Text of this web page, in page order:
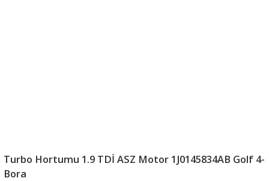
Turbo Hortumu 1.9 TDİ ASZ Motor 1J0145834AB Golf 4-
Bora